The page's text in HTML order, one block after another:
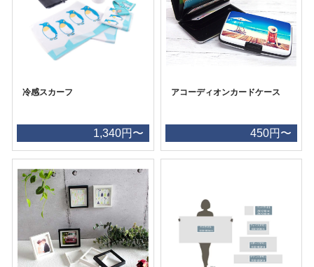
冷感スカーフ
1,340円〜
アコーディオンカードケース
450円〜